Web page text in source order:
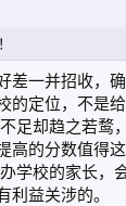
差一并招收，
的定位，不是
足却趋之若鹜
高的分数值得
学校的家长，
益关涉的。